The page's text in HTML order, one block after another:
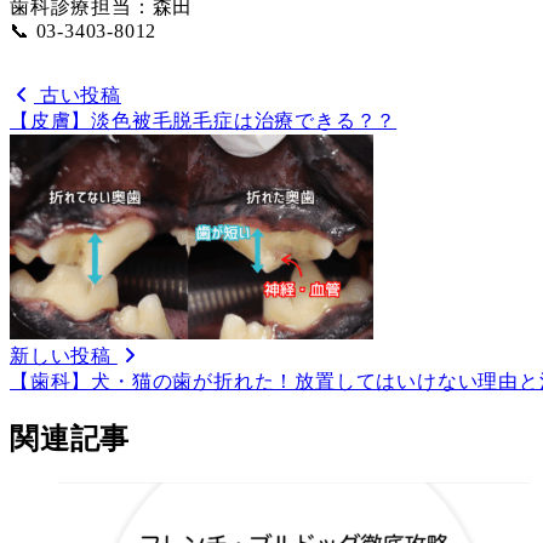
歯科診療担当：森田
📞 03-3403-8012
古い投稿
【皮膚】淡色被毛脱毛症は治療できる？？
新しい投稿
【歯科】犬・猫の歯が折れた！放置してはいけない理由
関連記事